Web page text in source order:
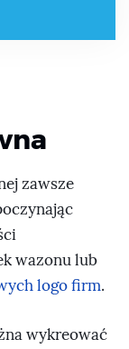
zawsze
wazonu lub
logo firm.
wykreować